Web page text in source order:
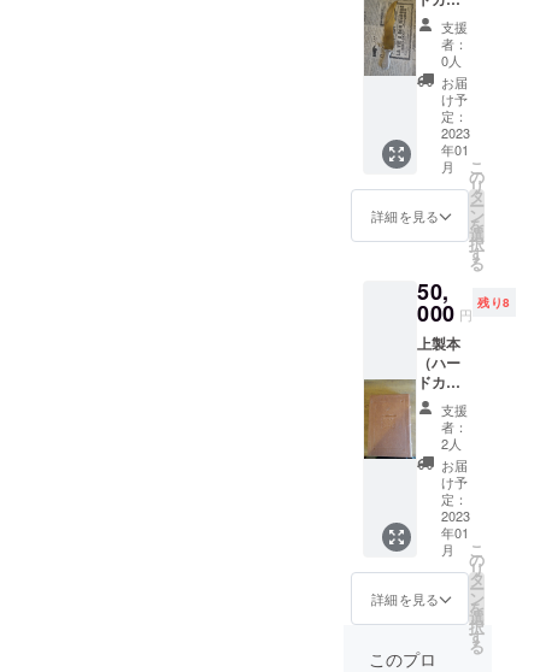
ちらを
参照下
さい。
https://
www.yo
utube.c
om/wat
ch?
v=XGP
P7LuXy
よりご
確認願
いま
す。 ま
たLE
PETIT
PARISI
ENオリ
ジナル
の蔵書
票(本の
所有者
を示す
道具)が
特典で
付属し
ます。
余白部
分にご
自身の
お名前
を書い
て使用
くださ
い。 蔵
書票の
に関し
てはこ
参照下
イフの
長さは
160mm
です。
素材は
持ち手
が銀、
刃が真
鍮とな
りま
200mm
×142m
m、総
ページ
数は272
ページ
です。
内容と
しまし
ては、
装幀お
よび蔵
書票、
その他
私が普
段考え
ている
とめた
バー）
およ
び、70
本限定
で制作
したオ
リジナ
ルの
ペー
パーナ
イフ(刃
の部分
が直線
タイプ)
を提供
しま
す。送
料込。
ペー
パーナ
イフの
長さは
約
160mm
です。
素材は
持ち手
が銀、
刃が真
鍮とな
製本の
支援
者：
0人
お届
け予
定：
2023
年01
月
詳細を見る
こ
の
リ
タ
ー
ン
を
選
択
す
る
50,
000 円
残り8
上製本
（ハー
ドカ
バー）
を一冊
提供し
ます。
送料
込。 本
のサイ
ズは
204mm
×150m
m、総
ページ
数は272
ページ
支援
者：
2人
お届
け予
定：
2023
年01
月
詳細を見る
こ
の
リ
タ
ー
ン
を
選
択
す
る
このプロ